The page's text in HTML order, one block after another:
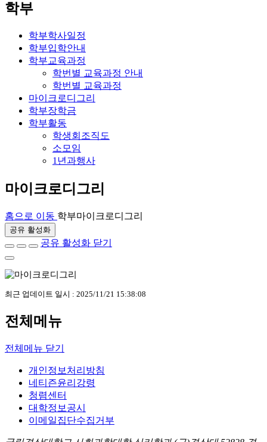
학부
학부학사일정
학부입학안내
학부교육과정
학번별 교육과정 안내
학번별 교육과정
마이크로디그리
학부장학금
학부활동
학생회조직도
소모임
1년과행사
마이크로디그리
홈으로 이동 학부마이크로디그리
공유 활성화
공유 활성화 닫기
최근 업데이트 일시 : 2025/11/21 15:38:08
전체메뉴
전체메뉴 닫기
개인정보처리방침
네티즌윤리강령
청렴센터
대학정보공시
이메일집단수집거부